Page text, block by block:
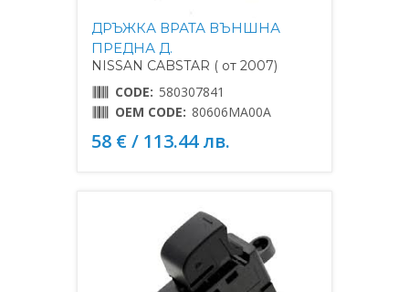
ДРЪЖКА ВРАТА ВЪНШНА
ПРЕДНА Д.
NISSAN CABSTAR ( от 2007)
CODE: 580307841
OEM CODE: 80606MA00A
58 € / 113.44 лв.